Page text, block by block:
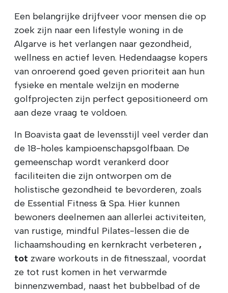
Een belangrijke drijfveer voor mensen die op
zoek zijn naar een lifestyle woning in de
Algarve is het verlangen naar gezondheid,
wellness en actief leven. Hedendaagse kopers
van onroerend goed geven prioriteit aan hun
fysieke en mentale welzijn en moderne
golfprojecten zijn perfect gepositioneerd om
aan deze vraag te voldoen.
In Boavista gaat de levensstijl veel verder dan
de 18-holes kampioenschapsgolfbaan. De
gemeenschap wordt verankerd door
faciliteiten die zijn ontworpen om de
holistische gezondheid te bevorderen, zoals
de Essential Fitness & Spa. Hier kunnen
bewoners deelnemen aan allerlei activiteiten,
van rustige, mindful Pilates-lessen die de
lichaamshouding en kernkracht verbeteren ,
tot zware workouts in de fitnesszaal, voordat
ze tot rust komen in het verwarmde
binnenzwembad, naast het bubbelbad of de